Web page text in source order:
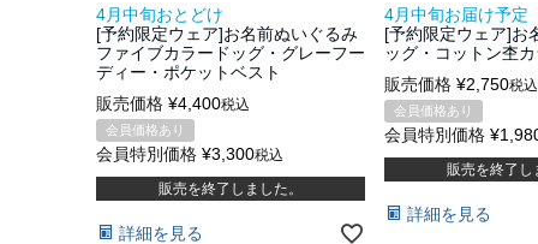
4月中旬おとどけ
[予約限定ウェア]お名前ぬいぐるみ
ファイブカラードッグ・グレーフー
ディー・ポケットベスト
販売価格 ¥4,400税込
会員価格あり
会員特別価格 ¥3,300税込
販売を終了しました。
詳細を見る
4月中旬お届け予定
[予約限定ウェア]お
ッグ・コットン杢
販売価格 ¥2,750税込
会員価格あり
会員特別価格 ¥
販売を終了し
詳細を見る